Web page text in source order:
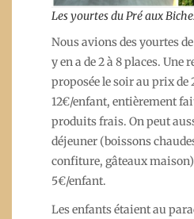
Les yourtes du Pré aux
Nous avions des yourtes
y en a de 2 à 8 places. Une
proposée le soir au prix de
12€/enfant, entièrement
produits frais. On peut
déjeuner (boissons
confiture, gâteaux
5€/enfant.
Les enfants étaient au